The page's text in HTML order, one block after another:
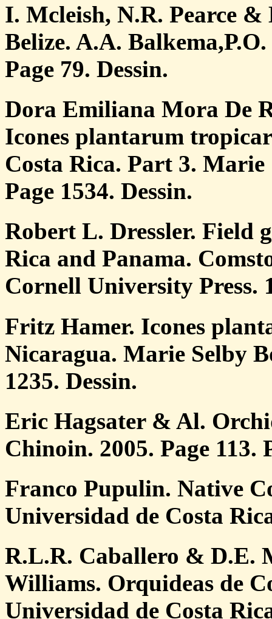
I. Mcleish, N.R. Pearce
Belize. A.A.
Page 79. Dessin.
Dora Emiliana Mora De
Icones plantarum
Costa Rica. Part 3.
Page 1534. Dessin.
Robert L. Dressler. Field
Rica and Panama.
Cornell University Press.
Fritz Hamer. Icones
Nicaragua. Marie Selby
1235. Dessin.
Eric Hagsater & Al.
Chinoin. 2005. Page 113.
Franco Pupulin. Native
Universidad de Costa
R.L.R. Caballero & D.E.
Williams. Orquideas de
Universidad de Costa